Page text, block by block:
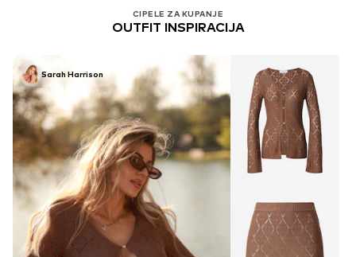
CIPELE ZA KUPANJE
OUTFIT INSPIRACIJA
Sarah Harrison